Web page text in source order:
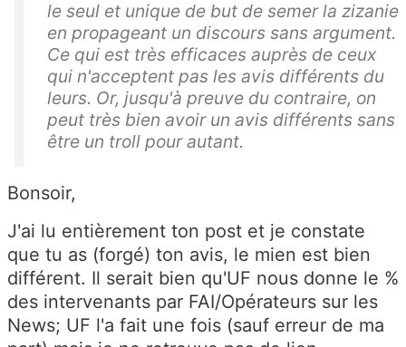
le seul et unique de but de semer la zizanie
en propageant un discours sans argument.
Ce qui est très efficaces auprès de ceux
qui n'acceptent pas les avis différents du
leurs. Or, jusqu'à preuve du contraire, on
peut très bien avoir un avis différents sans
être un troll pour autant.
Bonsoir,
J'ai lu entièrement ton post et je constate
que tu as (forgé) ton avis, le mien est bien
différent. Il serait bien qu'UF nous donne le %
des intervenants par FAI/Opérateurs sur les
News; UF l'a fait une fois (sauf erreur de ma